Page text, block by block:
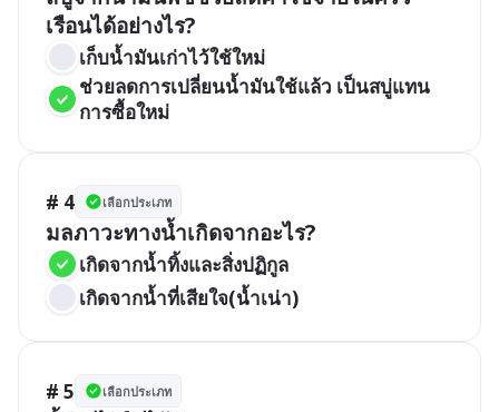
เรือนได้อย่างไร?
เก็บน้ำมันเก่าไว้ใช้ใหม่
ช่วยลดการเปลี่ยนน้ำมันใช้แล้ว เป็นสบู่แทน
การซื้อใหม่
# 4 เลือกประเภท
มลภาวะทางน้ำเกิดจากอะไร?
เกิดจากน้ำทิ้งและสิ่งปฏิกูล
เกิดจากน้ำที่เสียใจ(น้ำเน่า)
# 5 เลือกประเภท